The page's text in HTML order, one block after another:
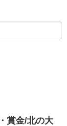
賞金/北の大